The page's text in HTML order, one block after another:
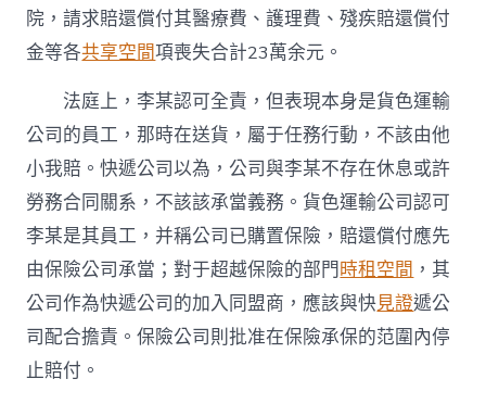
院，請求賠還償付其醫療費、護理費、殘疾賠還償付
金等各共享空間項喪失合計23萬余元。
法庭上，李某認可全責，但表現本身是貨色運輸
公司的員工，那時在送貨，屬于任務行動，不該由他
小我賠。快遞公司以為，公司與李某不存在休息或許
勞務合同關系，不該該承當義務。貨色運輸公司認可
李某是其員工，并稱公司已購置保險，賠還償付應先
由保險公司承當；對于超越保險的部門時租空間 ，其
公司作為快遞公司的加入同盟商，應該與快見證遞公
司配合擔責。保險公司則批准在保險承保的范圍內停
止賠付。